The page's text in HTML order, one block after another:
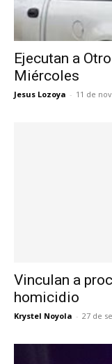
Ejecutan a
Miércoles
Jesus Lozoya - 11 de
Vinculan a
homicidio
Krystel Noyola - 27 de